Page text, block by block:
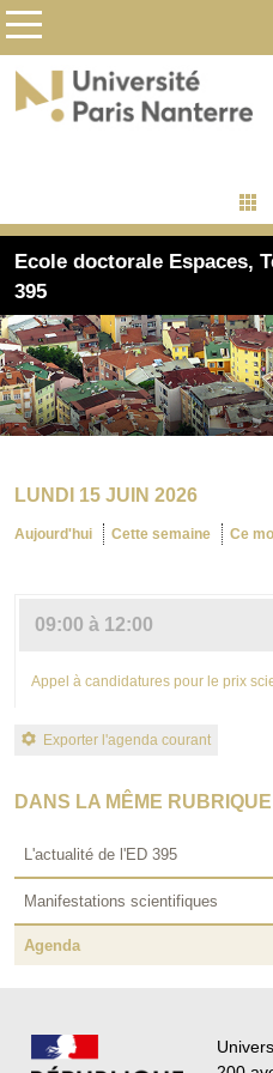
Ecole doctorale Espaces,
395
LUNDI 15 JUIN 2026
Aujourd'hui Cette semaine Ce
09:00 à 12:00
Appel à candidatures pour le prix
Exporter l'agenda courant
DANS LA MÊME RUBRIQUE
L'actualité de l'ED 395
Manifestations scientifiques
Agenda